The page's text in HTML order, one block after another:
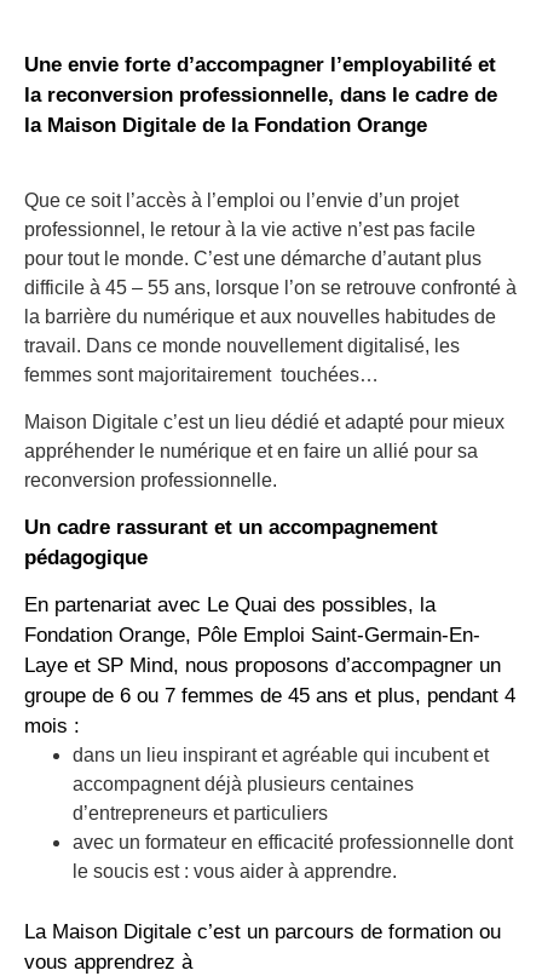
Une envie forte d’accompagner l’employabilité et
la reconversion professionnelle, dans le cadre de
la Maison Digitale de la Fondation Orange
Que ce soit l’accès à l’emploi ou l’envie d’un projet
professionnel, le retour à la vie active n’est pas facile
pour tout le monde. C’est une démarche d’autant plus
difficile à 45 – 55 ans, lorsque l’on se retrouve confronté à
la barrière du numérique et aux nouvelles habitudes de
travail. Dans ce monde nouvellement digitalisé, les
femmes sont majoritairement touchées…
Maison Digitale c’est un lieu dédié et adapté pour mieux
appréhender le numérique et en faire un allié pour sa
reconversion professionnelle.
Un cadre rassurant et un accompagnement
pédagogique
En partenariat avec Le Quai des possibles, la
Fondation Orange, Pôle Emploi Saint-Germain-En-
Laye et SP Mind, nous proposons d’accompagner un
groupe de 6 ou 7 femmes de 45 ans et plus, pendant 4
mois :
dans un lieu inspirant et agréable qui incubent et
accompagnent déjà plusieurs centaines
d’entrepreneurs et particuliers
avec un formateur en efficacité professionnelle dont
le soucis est : vous aider à apprendre.
La Maison Digitale c’est un parcours de formation ou
vous apprendrez à